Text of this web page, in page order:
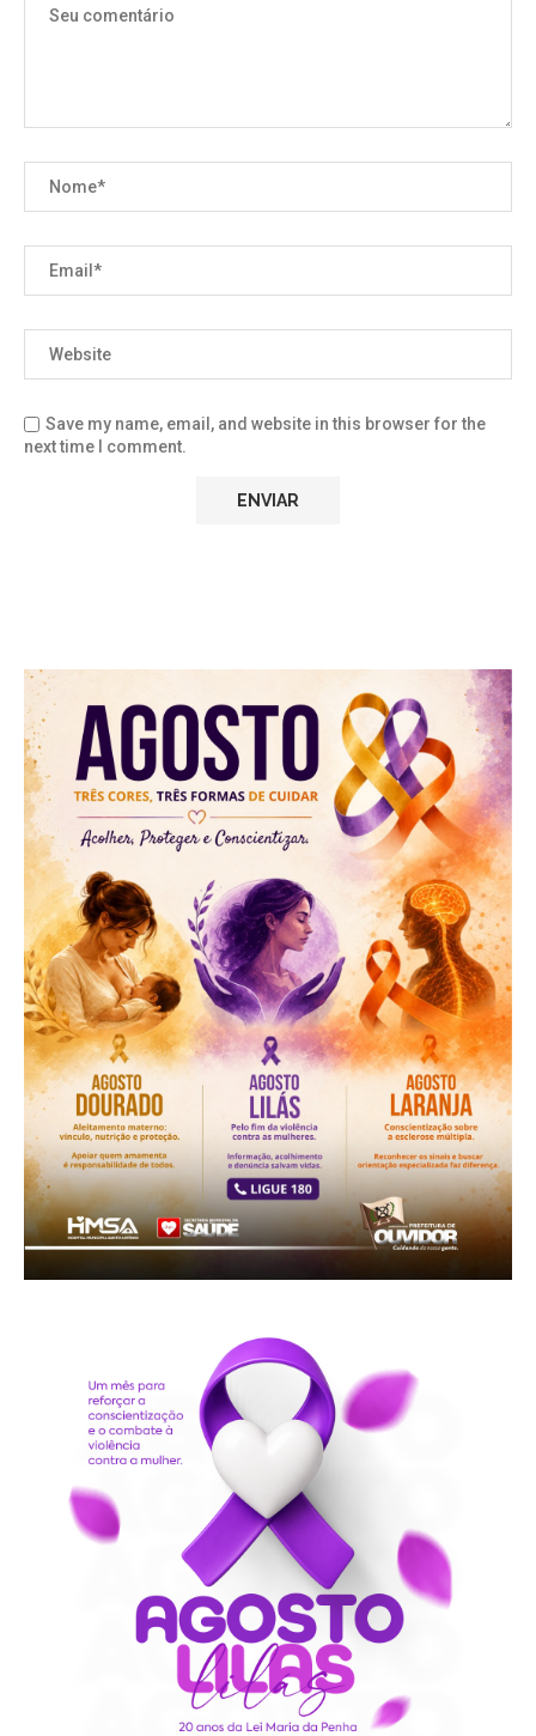
Save my name, email, and website in this browser for the
next time I comment.